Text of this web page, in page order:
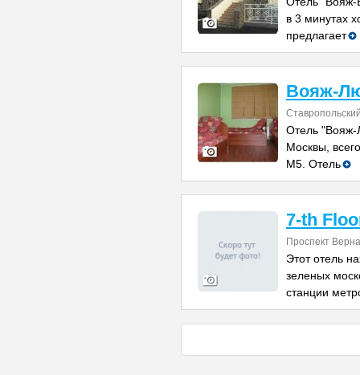
в 3 минутах
предлагает
Вояж-
Отель "Вояж-
Москвы,
М5. Отель
7-th
Проспект
Этот отель
зеленых
станции